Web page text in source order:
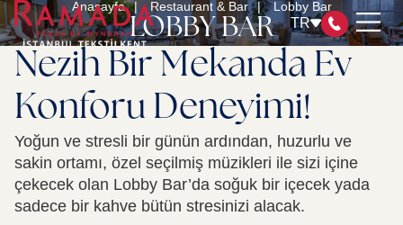
TR
ODALAR
RESTAURANT & BAR
TOPLANTI ODALARI
SPA&HEALTH CLUB
Anasayfa Restaurant & Bar Lobby Bar
LOBBY BAR
Nezih Bir Mekanda Ev
Konforu Deneyimi!
Yoğun ve stresli bir günün ardından, huzurlu ve
sakin ortamı, özel seçilmiş müzikleri ile sizi içine
çekecek olan Lobby Bar’da soğuk bir içecek yada
sadece bir kahve bütün stresinizi alacak.